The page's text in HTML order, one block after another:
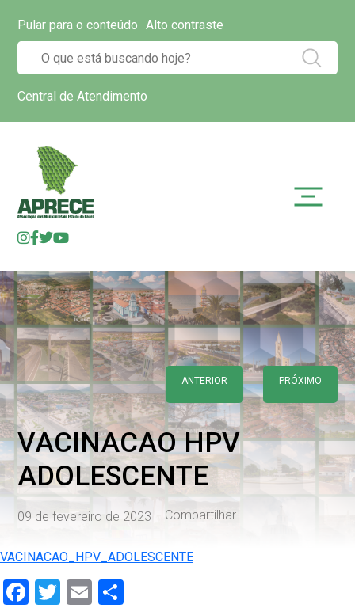
Pular para o conteúdo Alto contraste
Central de Atendimento
ANTERIOR PRÓXIMO
VACINACAO HPV
ADOLESCENTE
09 de fevereiro de 2023 Compartilhar
VACINACAO_HPV_ADOLESCENTE
Facebook
Twitter
Email